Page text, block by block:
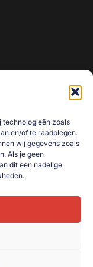
technologieën zoals
en/of te raadplegen.
wij gegevens zoals
Als je geen
dit een nadelige